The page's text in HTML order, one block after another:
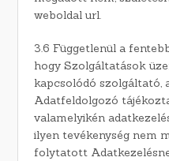
weboldal url.
3.6 Függetlenül a
hogy Szolgáltatások
kapcsolódó szolgáltató,
Adatfeldolgozó
valamelyikén
ilyen tevékenység nem
folytatott